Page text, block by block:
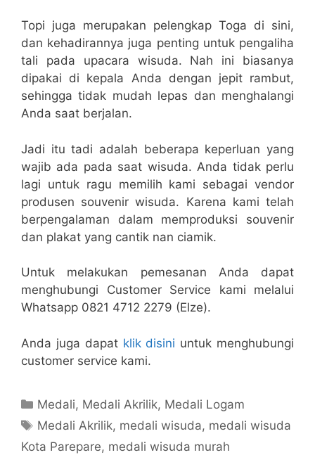
Topi juga merupakan pelengkap Toga di sini,
dan kehadirannya juga penting untuk pengaliha
tali pada upacara wisuda. Nah ini biasanya
dipakai di kepala Anda dengan jepit rambut,
sehingga tidak mudah lepas dan menghalangi
Anda saat berjalan.
Jadi itu tadi adalah beberapa keperluan yang
wajib ada pada saat wisuda. Anda tidak perlu
lagi untuk ragu memilih kami sebagai vendor
produsen souvenir wisuda. Karena kami telah
berpengalaman dalam memproduksi souvenir
dan plakat yang cantik nan ciamik.
Untuk melakukan pemesanan Anda dapat
menghubungi Customer Service kami melalui
Whatsapp 0821 4712 2279 (Elze).
Anda juga dapat klik disini untuk menghubungi
customer service kami.
Kategori
Medali, Medali Akrilik, Medali Logam
Tag
Medali Akrilik, medali wisuda, medali wisuda
Kota Parepare, medali wisuda murah